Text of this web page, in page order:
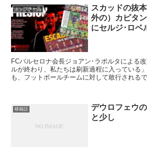
ーチョチームは現有戦力のままシーズン最後
でした。ムニールの更なる成長に期待です。
トップチーム
スカッドの抜
外の）カピタ
にセルジ･ロベ
FCバルセロナ会長ジョアン･ラポルタによる
ルが終わり、私たちは刷新過程に入っている
も、フットボールチームに対して敢行される
ニュースで満ちています。監督交代ネタがと
の去就です。
移籍話
デウロフェウ
と少し